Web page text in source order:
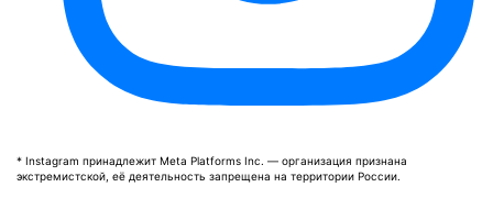
* Instagram принадлежит Meta Platforms Inc. — организация признана
экстремистской, её деятельность запрещена на территории России.